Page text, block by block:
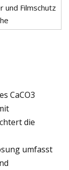
und Filmschutz
CaCO3
die
umfasst